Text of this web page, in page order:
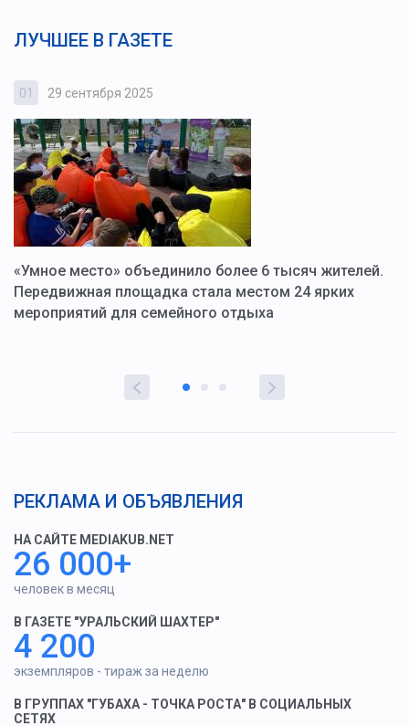
ЛУЧШЕЕ В ГАЗЕТЕ
01 29 сентября 2025
«Умное место» объединило более 6 тысяч жителей.
Передвижная площадка стала местом 24 ярких
мероприятий для семейного отдыха
РЕКЛАМА И ОБЪЯВЛЕНИЯ
НА САЙТЕ MEDIAKUB.NET
26 000+
человек в месяц
В ГАЗЕТЕ "УРАЛЬСКИЙ ШАХТЕР"
4 200
экземпляров - тираж за неделю
В ГРУППАХ "ГУБАХА - ТОЧКА РОСТА" В СОЦИАЛЬНЫХ
СЕТЯХ